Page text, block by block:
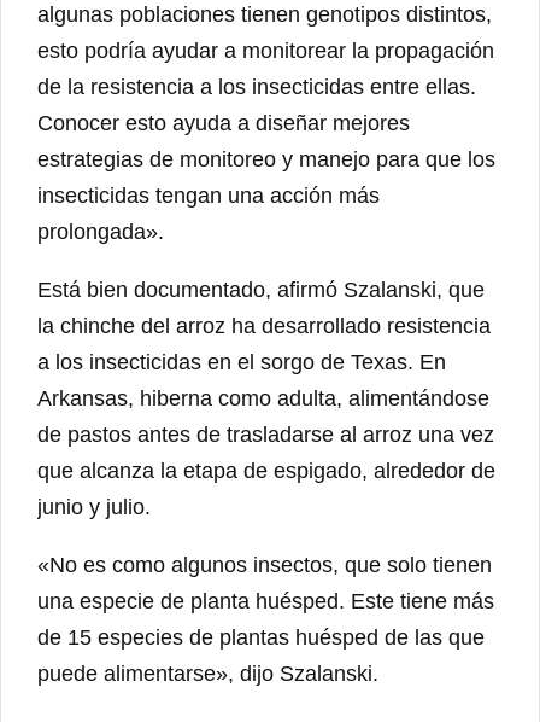
algunas poblaciones tienen genotipos distintos,
esto podría ayudar a monitorear la propagación
de la resistencia a los insecticidas entre ellas.
Conocer esto ayuda a diseñar mejores
estrategias de monitoreo y manejo para que los
insecticidas tengan una acción más
prolongada».
Está bien documentado, afirmó Szalanski, que
la chinche del arroz ha desarrollado resistencia
a los insecticidas en el sorgo de Texas. En
Arkansas, hiberna como adulta, alimentándose
de pastos antes de trasladarse al arroz una vez
que alcanza la etapa de espigado, alrededor de
junio y julio.
«No es como algunos insectos, que solo tienen
una especie de planta huésped. Este tiene más
de 15 especies de plantas huésped de las que
puede alimentarse», dijo Szalanski.